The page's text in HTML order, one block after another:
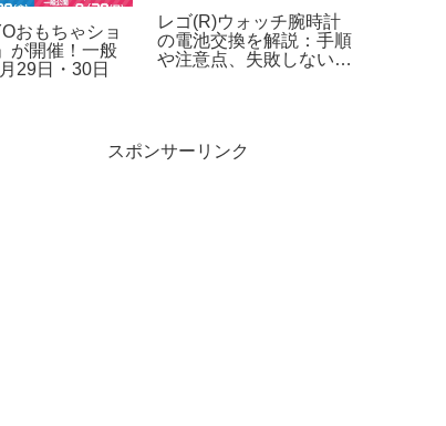
おもちゃショ
が開催！一般
29日・30日
レゴ(R)ウォッチ腕時計
の電池交換を解説：手順
や注意点、失敗しないた
スポンサーリンク